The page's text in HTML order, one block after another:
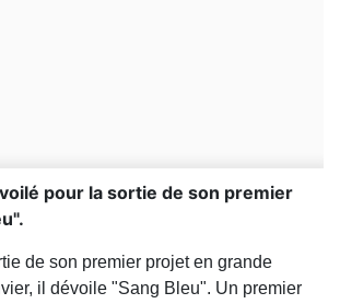
pour la sortie de son premier
de son premier projet en grande
il dévoile "Sang Bleu". Un premier